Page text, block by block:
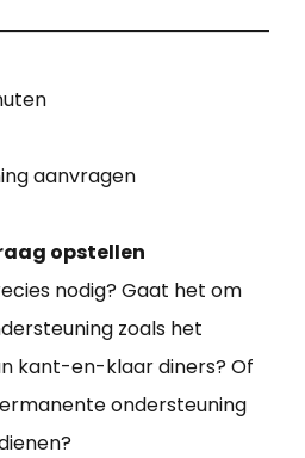
aanvragen
opstellen
nodig? Gaat het om
zoals het
kant-en-klaar diners? Of
ondersteuning